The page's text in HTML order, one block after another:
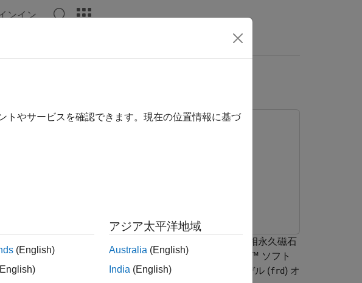
ンイン
応答の推定
ントを使用してモデル化したベクトル制御 (FOC) の三相永久磁石
ーを示します。この例では、Simulink® Control Design™ ソフト
ラメトリック モデルの推定に使用できる周波数応答モデル (frd) オ
トやサービスを確認できます。現在の位置情報に基づ
(English)
アジア太平洋地域
Australia (English)
India (English)